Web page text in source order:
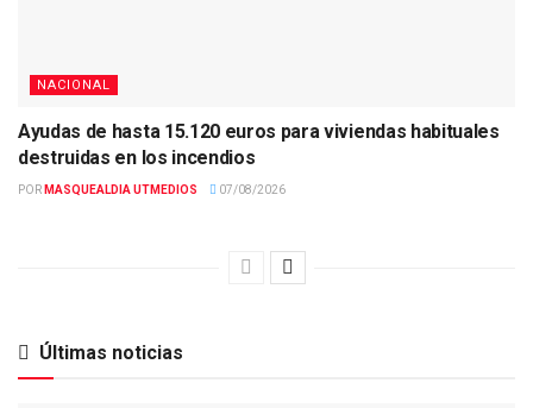
NACIONAL
Ayudas de hasta 15.120 euros para viviendas habituales
destruidas en los incendios
POR MASQUEALDIA UTMEDIOS 07/08/2026
Últimas noticias